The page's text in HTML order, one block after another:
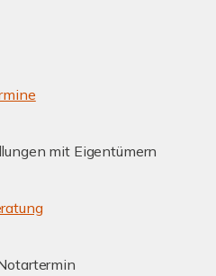
mit Eigentümern